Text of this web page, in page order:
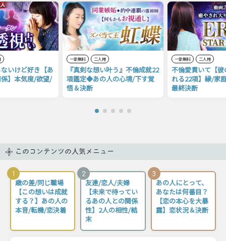
いけど好き【あ
】本気度/欲望/
一部無料 二人用
『真剣な想い叶う』不倫成就22
項鑑定◆あの人の心境/下す覚
悟＆決断
一部無料 二人用
不倫愛貫いて【
れる22項】縁/家
最終決断
このコンテンツの人気メニュー
1
歳の差/同じ職場
【この想いは成就
する？】あの人の
本音/転機/恋決着
2
友達/恋人/夫婦
【未来で待ってい
るあの人との関係
性】2人の相性/結
末
3
あの人にとって、
あなたは何番目？
【恋の本心を大暴
露】恋状況＆決断